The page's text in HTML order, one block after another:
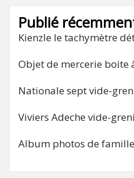
Publié
Kienzle le tachymètre
Objet de mercerie boite
Nationale sept vide-
Viviers Adeche vide-
Album photos de